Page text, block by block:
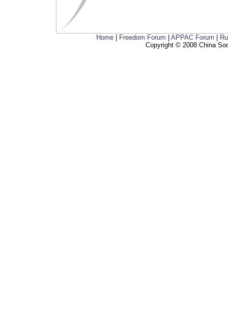
Home| Freedom Forum APPAC Forum
Copyright © 2008 China